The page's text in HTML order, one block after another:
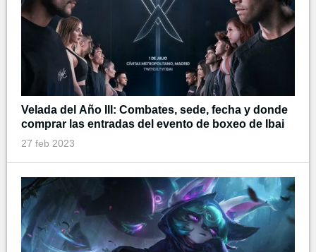
Velada del Año III: Combates, sede, fecha y donde
comprar las entradas del evento de boxeo de Ibai
27 feb 2023